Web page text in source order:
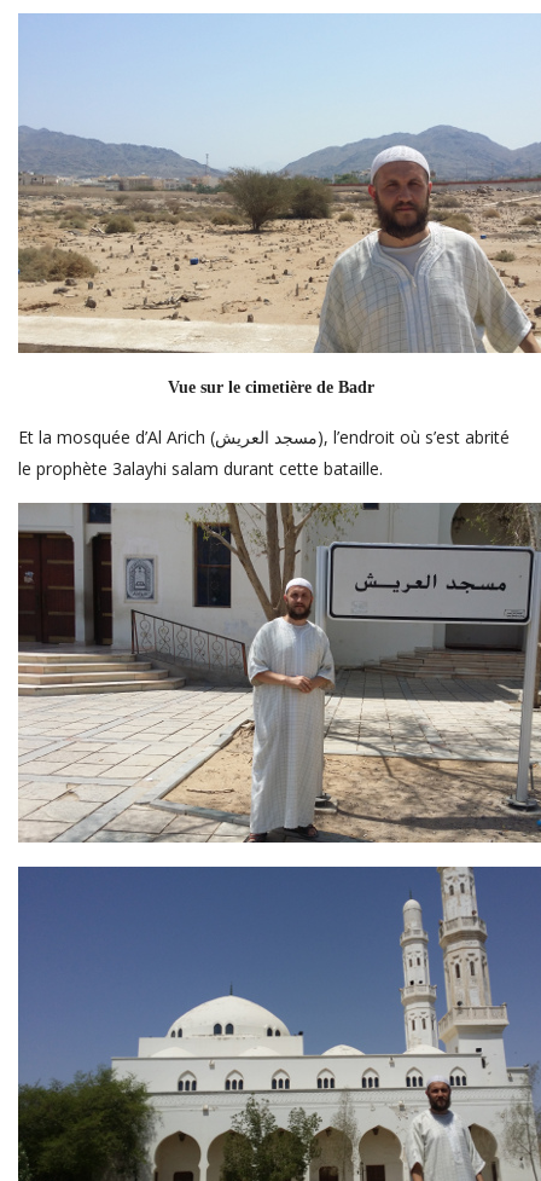
Vue sur le cimetière de Badr
Et la mosquée d’Al Arich (مسجد العريش), l’endroit où s’est abrité
le prophète 3alayhi salam durant cette bataille.